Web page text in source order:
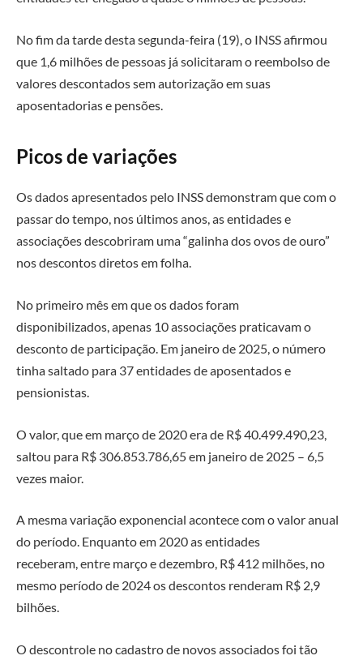
No fim da tarde desta segunda-feira (19), o INSS afirmou
que 1,6 milhões de pessoas já solicitaram o reembolso de
valores descontados sem autorização em suas
aposentadorias e pensões.
Picos de variações
Os dados apresentados pelo INSS demonstram que com o
passar do tempo, nos últimos anos, as entidades e
associações descobriram uma “galinha dos ovos de ouro”
nos descontos diretos em folha.
No primeiro mês em que os dados foram
disponibilizados,apenas 10 associações praticavam o
desconto de participação. Em janeiro de 2025, o número
tinha saltado para 37 entidadesde aposentados e
pensionistas.
O valor, que em março de 2020 era de R$ 40.499.490,23,
saltou para R$ 306.853.786,65 em janeiro de 2025 – 6,5
vezes maior.
A mesma variação exponencial acontece com o valor anual
do período. Enquanto em 2020 as entidades
receberam,entre março e dezembro, R$ 412 milhões, no
mesmo período de 2024 os descontos renderam R$ 2,9
bilhões.
O descontrole no cadastro de novos associados foi tão